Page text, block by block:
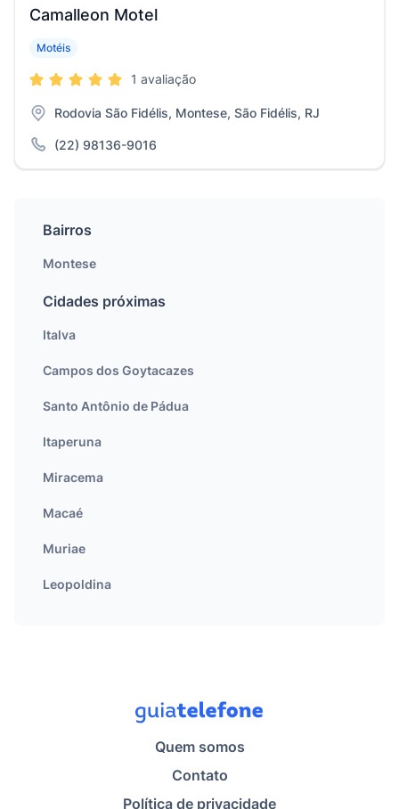
Camalleon Motel
Motéis
1 avaliação
Rodovia São Fidélis, Montese, São Fidélis, RJ
(22) 98136-9016
Bairros
Montese
Cidades próximas
Italva
Campos dos Goytacazes
Santo Antônio de Pádua
Itaperuna
Miracema
Macaé
Muriae
Leopoldina
Quem somos
Contato
Política de privacidade